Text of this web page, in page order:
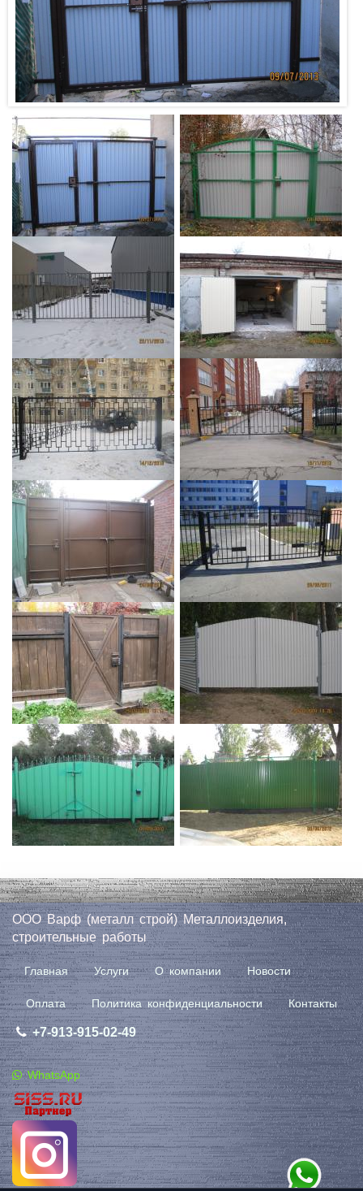
ООО Варф (металл строй) Металлоизделия,
строительные работы
Главная Услуги О компании Новости
Оплата Политика конфиденциальности Контакты
+7-913-915-02-49
WhatsApp